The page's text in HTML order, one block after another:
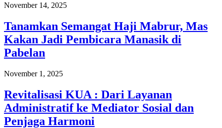
November 14, 2025
Tanamkan Semangat Haji Mabrur, Mas
Kakan Jadi Pembicara Manasik di
Pabelan
November 1, 2025
Revitalisasi KUA : Dari Layanan
Administratif ke Mediator Sosial dan
Penjaga Harmoni